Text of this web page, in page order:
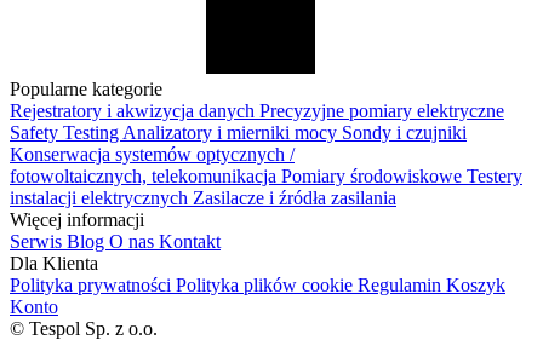
Popularne kategorie
Rejestratory i akwizycja danych Precyzyjne pomiary elektryczne
Safety Testing Analizatory i mierniki mocy Sondy i czujniki
Konserwacja systemów optycznych /
fotowoltaicznych, telekomunikacja Pomiary środowiskowe Testery
instalacji elektrycznych Zasilacze i źródła zasilania
Więcej informacji
Serwis Blog O nas Kontakt
Dla Klienta
Polityka prywatności Polityka plików cookie Regulamin Koszyk
Konto
© Tespol Sp. z o.o.